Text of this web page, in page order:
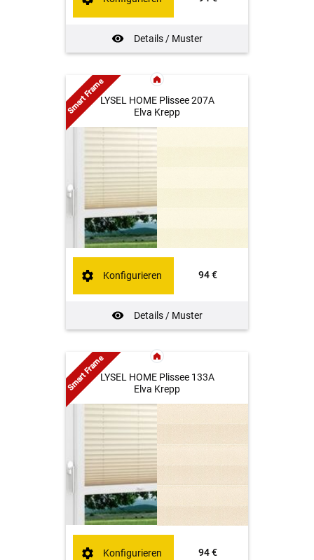
Details / Muster
LYSEL HOME Plissee 207A
Elva Krepp
94 €
Details / Muster
Konfigurieren
Smart Frame
LYSEL HOME Plissee 133A
Elva Krepp
94 €
Konfigurieren
Smart Frame